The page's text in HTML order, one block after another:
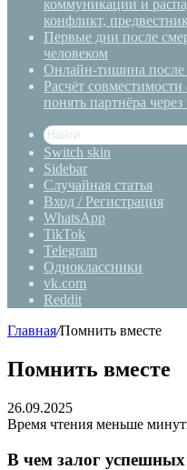
коммуникации и
конфликт,
Первые дни после
человеком
Онлайн-тишина после
Расчёт
понять партнёра через
Switch skin
Sidebar
Случайная статья
Вход / Регистрация
WhatsApp
TikTok
Telegram
Одноклассники
vk.com
Reddit
Главная/Помнить вместе
Помнить вместе
26.09.2025
Время чтения меньше
В чем залог